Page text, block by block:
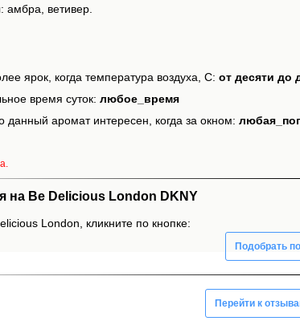
амбра, ветивер.
ярок, когда температура воздуха, С: от десяти до
время суток: любое_время
данный аромат интересен, когда за окном:
Be Delicious London DKNY
London, кликните по кнопке:
Подобрать
Перейти к